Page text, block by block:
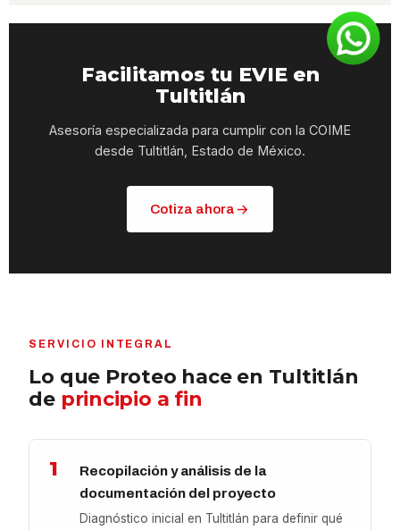
Facilitamos tu EVIE en
Tultitlán
Asesoría especializada para cumplir con la COIME
desde Tultitlán, Estado de México.
Cotiza ahora
SERVICIO INTEGRAL
Lo que Proteo hace en Tultitlán
de principio a fin
1
Recopilación y análisis de la
documentación del proyecto
Diagnóstico inicial en Tultitlán para definir qué